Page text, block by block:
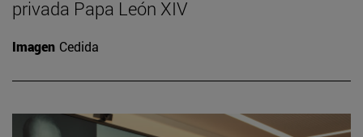
privada Papa León XIV
Imagen Cedida